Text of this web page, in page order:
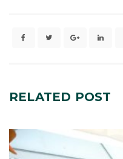
RELATED POST